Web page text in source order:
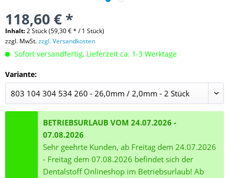
118,60 € *
Inhalt:2 Stück (59,30 € * / 1 Stück)
zzgl. MwSt.zzgl. Versandkosten
Sofort versandfertig, Lieferzeit ca. 1-3 Werktage
Variante:
BETRIEBSURLAUB VOM 24.07.2026 -
07.08.2026
Sehr geehrte Kunden, ab Freitag dem 24.07.2026
- Freitag dem 07.08.2026 befindet sich der
Dentalstoff Onlineshop im Betriebsurlaub! Ab